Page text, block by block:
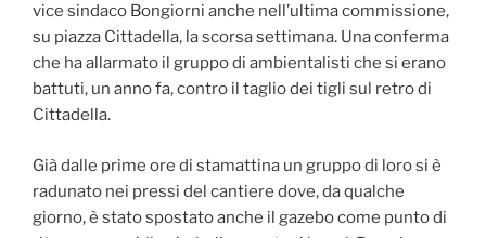
vice sindaco Bongiorni anche nell’ultima commissione,
su piazza Cittadella, la scorsa settimana. Una conferma
che ha allarmato il gruppo di ambientalisti che si erano
battuti, un anno fa, contro il taglio dei tigli sul retro di
Cittadella.
Già dalle prime ore di stamattina un gruppo di loro si è
radunato nei pressi del cantiere dove, da qualche
giorno, è stato spostato anche il gazebo come punto di